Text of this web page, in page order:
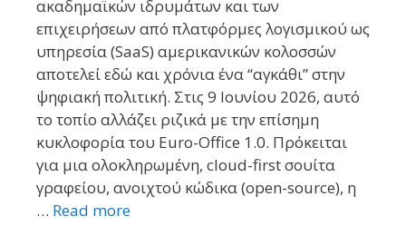
ακαδημαϊκών ιδρυμάτων και των
επιχειρήσεων από πλατφόρμες λογισμικού ως
υπηρεσία (SaaS) αμερικανικών κολοσσών
αποτελεί εδώ και χρόνια ένα “αγκάθι” στην
ψηφιακή πολιτική. Στις 9 Ιουνίου 2026, αυτό
το τοπίο αλλάζει ριζικά με την επίσημη
κυκλοφορία του Euro-Office 1.0. Πρόκειται
για μια ολοκληρωμένη, cloud-first σουίτα
γραφείου, ανοιχτού κώδικα (open-source), η
… Read more